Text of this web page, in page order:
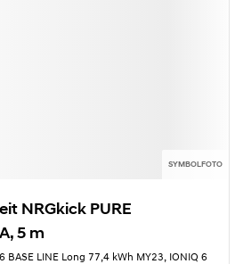
SYMBOLFOTO
NRGkick PURE
5 m
BASE LINE Long 77,4 kWh MY23, IONIQ 6